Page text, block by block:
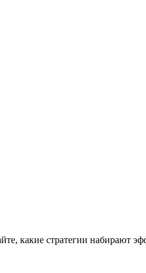
какие стратегии набирают